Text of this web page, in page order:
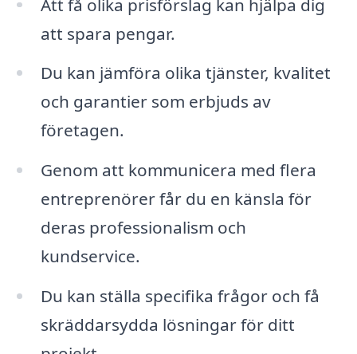
att spara pengar.
Du kan jämföra olika tjänster, kvalitet
och garantier som erbjuds av
företagen.
Genom att kommunicera med flera
entreprenörer får du en känsla för
deras professionalism och
kundservice.
Du kan ställa specifika frågor och få
skräddarsydda lösningar för ditt